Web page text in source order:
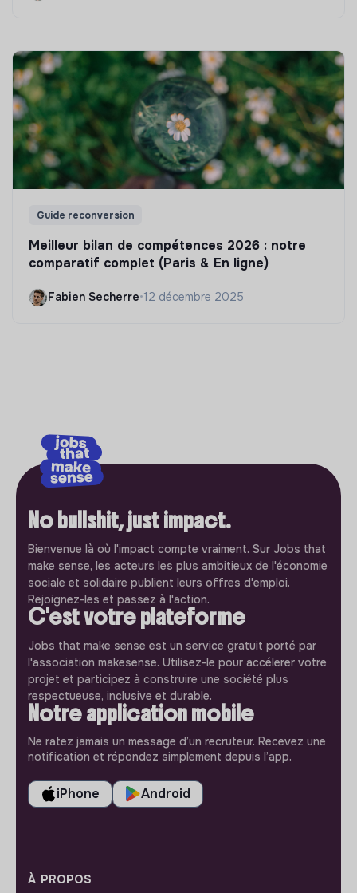
Guide reconversion
Meilleur bilan de compétences 2026 : notre
comparatif complet (Paris & En ligne)
Fabien Secherre•12 décembre 2025
No bullshit, just impact.
Bienvenue là où l'impact compte vraiment. Sur Jobs that
make sense, les acteurs les plus ambitieux de l'économie
sociale et solidaire publient leurs offres d'emploi.
Rejoignez-les et passez à l'action.
C'est votre plateforme
Jobs that make sense est un service gratuit porté par
l'association makesense. Utilisez-le pour accélerer votre
projet et participez à construire une société plus
respectueuse, inclusive et durable.
Notre application mobile
Ne ratez jamais un message d’un recruteur. Recevez une
notification et répondez simplement depuis l’app.
iPhone Android
À PROPOS